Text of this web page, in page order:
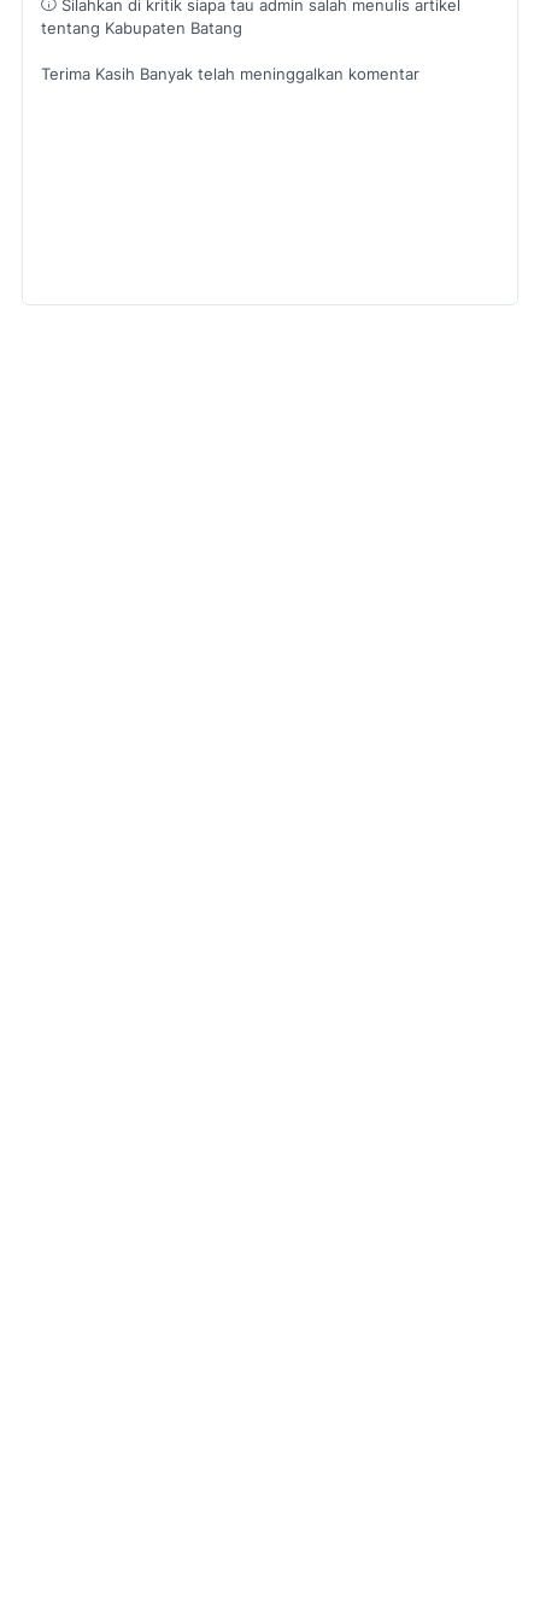
Silahkan di kritik siapa tau admin salah menulis artikel
tentang Kabupaten Batang
Terima Kasih Banyak telah meninggalkan komentar